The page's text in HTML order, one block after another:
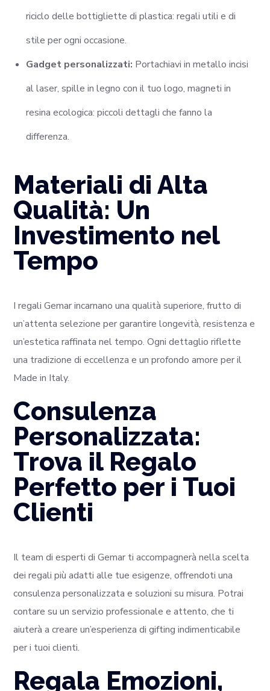
riciclo delle bottigliette di plastica: regali utili e di
stile per ogni occasione.
Gadget personalizzati: Portachiavi in metallo incisi
al laser, spille in legno con il tuo logo, magneti in
resina ecologica: piccoli dettagli che fanno la
differenza.
Materiali di Alta
Qualità: Un
Investimento nel
Tempo
I regali Gemar incarnano una qualità superiore, frutto di
un’attenta selezione per garantire longevità, resistenza e
un’estetica raffinata nel tempo. Ogni dettaglio riflette
una tradizione di eccellenza e un profondo amore per il
Made in Italy.
Consulenza
Personalizzata:
Trova il Regalo
Perfetto per i Tuoi
Clienti
Il team di esperti di Gemar ti accompagnerà nella scelta
dei regali più adatti alle tue esigenze, offrendoti una
consulenza personalizzata e soluzioni su misura. Potrai
contare su un servizio professionale e attento, che ti
aiuterà a creare un’esperienza di gifting indimenticabile
per i tuoi clienti.
Regala Emozioni,